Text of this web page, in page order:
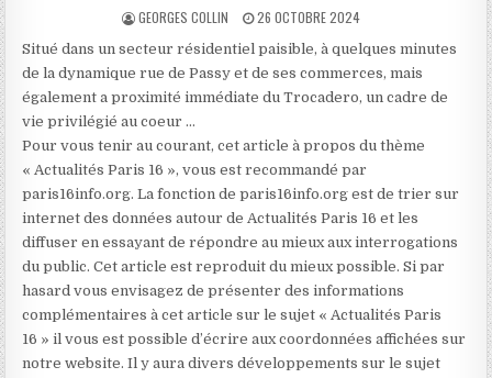
AUTHOR:
GEORGES COLLIN
PUBLISHED
26 OCTOBRE 2024
Situé dans un secteur résidentiel paisible, à quelques minutes
de la dynamique rue de Passy et de ses commerces, mais
également a proximité immédiate du Trocadero, un cadre de
vie privilégié au coeur …
Pour vous tenir au courant, cet article à propos du thème
« Actualités Paris 16 », vous est recommandé par
paris16info.org. La fonction de paris16info.org est de trier sur
internet des données autour de Actualités Paris 16 et les
diffuser en essayant de répondre au mieux aux interrogations
du public. Cet article est reproduit du mieux possible. Si par
hasard vous envisagez de présenter des informations
complémentaires à cet article sur le sujet « Actualités Paris
16 » il vous est possible d’écrire aux coordonnées affichées sur
notre website. Il y aura divers développements sur le sujet